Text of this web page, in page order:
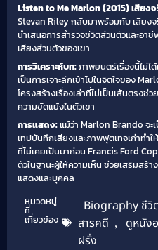
Listen to Me Marlon (2015) เสียง
Stevan Riley กลับมาพร้อมกับ เสียง
นำเสนอการสำรวจชีวิตส่วนตัวและอ
เสียงส่วนตัวของเขา
การวิเคราะห์บท:ภาพยนตร์เรื่องนี้ไม่ไ
เป็นการเจาะลึกเข้าไปในจิตใจของ
โครงสร้างเรื่องเล่าที่ไม่เป็นเส้นตรง
ความขัดแย้งในตัวเขา
การแสดง:แม้ว่า Marlon Brando จะ
เทปบันทึกเสียงและภาพฟุตเทจเก่าทำ
ที่ไม่เคยเป็นมาก่อน Francis Ford
ตัวในฐานะผู้ให้ความเห็น ช่วยเสริมสร้
แสดงและบุคคล
หมวดหมู่
ที่
เกี่ยวข้อง
Biography ชีวิ
สารคดี , ดูหนัง
ฝรั่ง